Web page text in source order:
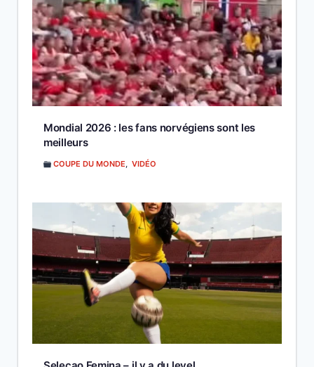
Mondial 2026 : les fans norvégiens sont les
meilleurs
COUPE DU MONDE, VIDÉO